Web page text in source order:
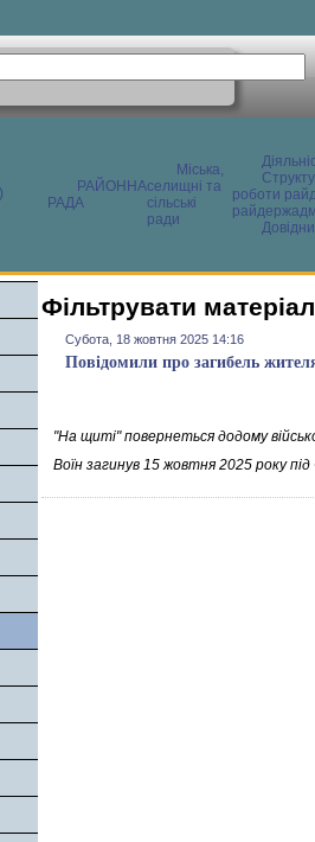
РАЙОННА
РАДА
Міська,
селищні та
сільські
ради
роботи
Фільтрувати
Субота, 18 жовтня 2025 14:16
Повідомили про загибель
"На щиті" повернеться додому
Воїн загинув 15 жовтня 2025 року